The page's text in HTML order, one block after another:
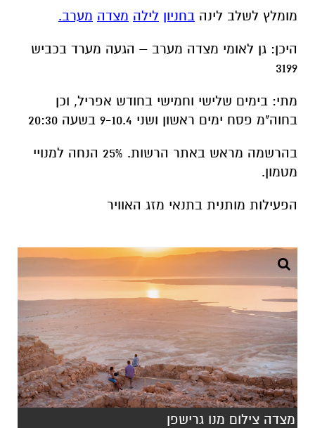
מומלץ לשלב לינה בחניון לילה מצדה מערב.
היכן: גן לאומי מצדה מערב – הגעה מערד בכביש
3199
מתי: בימים שלישי וחמישי בחודש אפריל, וכן
בחוה"מ פסח ימים ראשון ושני 9-10.4 בשעה 20:30
בהרשמה מראש באתר הרשות. 25% הנחה למנויי
מטמון.
הפעילות מותנית בתנאי מזג האוויר
מצדה צילום מנו גרישפן